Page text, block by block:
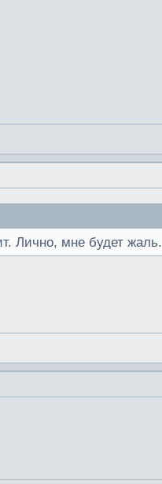
Лично, мне будет жаль.